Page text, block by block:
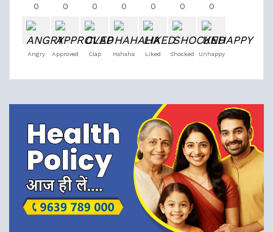
0
Angry
0
Approved
0
Clap
0
Hahaha
0
Liked
0
Shocked
0
Unhappy